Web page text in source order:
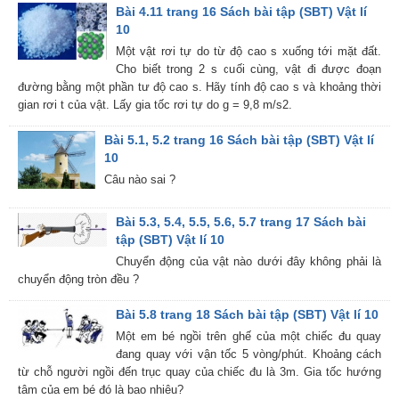
Bài 4.11 trang 16 Sách bài tập (SBT) Vật lí
10
Một vật rơi tự do từ độ cao s xuống tới mặt đất.
Cho biết trong 2 s cuối cùng, vật đi được đoạn
đường bằng một phần tư độ cao s. Hãy tính độ cao s và khoảng thời
gian rơi t của vật. Lấy gia tốc rơi tự do g = 9,8 m/s2.
Bài 5.1, 5.2 trang 16 Sách bài tập (SBT) Vật lí
10
Câu nào sai ?
Bài 5.3, 5.4, 5.5, 5.6, 5.7 trang 17 Sách bài
tập (SBT) Vật lí 10
Chuyển động của vật nào dưới đây không phải là
chuyển động tròn đều ?
Bài 5.8 trang 18 Sách bài tập (SBT) Vật lí 10
Một em bé ngồi trên ghế của một chiếc đu quay
đang quay với vận tốc 5 vòng/phút. Khoảng cách
từ chỗ người ngồi đến trục quay của chiếc đu là 3m. Gia tốc hướng
tâm của em bé đó là bao nhiêu?